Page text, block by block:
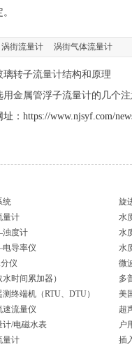
涡街流量计 涡街气体流量计
璃转子流量计结构和原理
用金属管浮子流量计的几个注
：https://www.njsyf.com/
统 旋
量计 水
度计 水
导率仪 水
仪 微
时间累加器） 多
终端机（RTU、DTU） 美
速流量仪 超
计/电磁水表 户
量计 插